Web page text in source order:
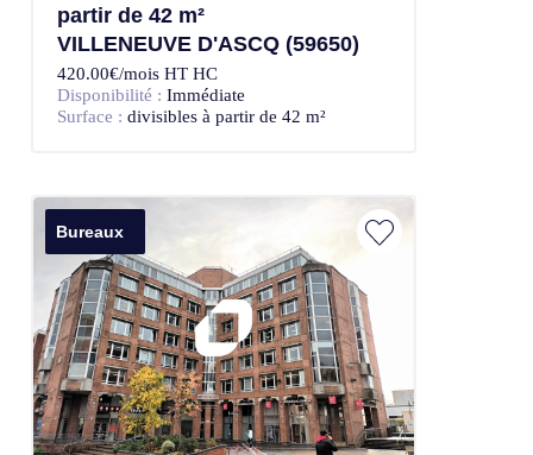
partir de 42 m²
VILLENEUVE D'ASCQ (59650)
420.00€/mois HT HC
Disponibilité : Immédiate
Surface : divisibles à partir de 42 m²
Bureaux